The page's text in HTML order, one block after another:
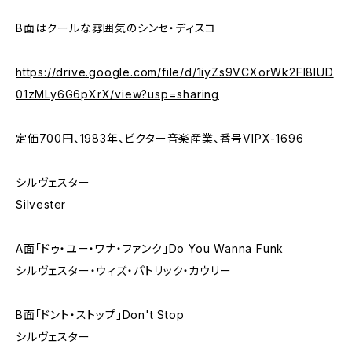
B面はクールな雰囲気のシンセ・ディスコ
https://drive.google.com/file/d/1iyZs9VCXorWk2FI8lUD
01zMLy6G6pXrX/view?usp=sharing
定価700円、1983年、ビクター音楽産業、番号VIPX-1696
シルヴェスター
Silvester
A面「ドゥ・ユー・ワナ・ファンク」Do You Wanna Funk
シルヴェスター・ウィズ・パトリック・カウリー
B面「ドント・ストップ」Don't Stop
シルヴェスター